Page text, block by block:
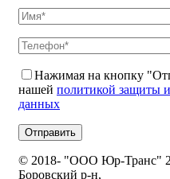
Нажимая на кнопку
нашей политикой защиты
данных
© 2018- "ООО Юр-Транс"
Боровский р-н,